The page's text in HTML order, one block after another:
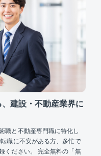
建設・不動産業界に
職と不動産専門職に特化し
職に不安がある方、多忙で
ください。 完全無料の「無